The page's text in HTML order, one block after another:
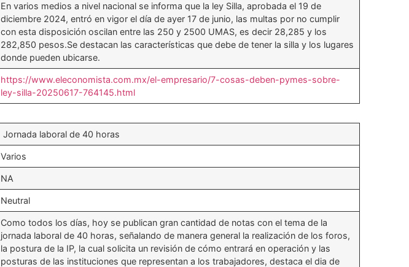
En varios medios a nivel nacional se informa que la ley Silla, aprobada el 19 de
diciembre 2024, entró en vigor el día de ayer 17 de junio, las multas por no cumplir
con esta disposición oscilan entre las 250 y 2500 UMAS, es decir 28,285 y los
282,850 pesos.Se destacan las características que debe de tener la silla y los lugares
donde pueden ubicarse.
https://www.eleconomista.com.mx/el-empresario/7-cosas-deben-pymes-sobre-
ley-silla-20250617-764145.html
Jornada laboral de 40 horas
Varios
NA
Neutral
Como todos los días, hoy se publican gran cantidad de notas con el tema de la
jornada laboral de 40 horas, señalando de manera general la realización de los foros,
la postura de la IP, la cual solicita un revisión de cómo entrará en operación y las
posturas de las instituciones que representan a los trabajadores, destaca el dia de